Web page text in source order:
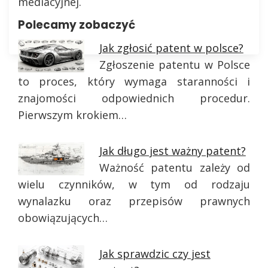
Polecamy zobaczyć
Jak zgłosić patent w polsce?
Zgłoszenie patentu w Polsce
to proces, który wymaga staranności i
znajomości odpowiednich procedur.
Pierwszym krokiem…
Jak długo jest ważny patent?
Ważność patentu zależy od
wielu czynników, w tym od rodzaju
wynalazku oraz przepisów prawnych
obowiązujących…
Jak sprawdzic czy jest